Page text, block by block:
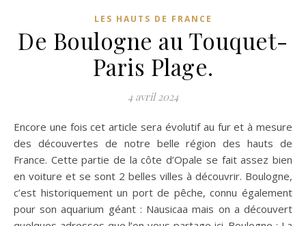
LES HAUTS DE FRANCE
De Boulogne au Touquet-
Paris Plage.
4 avril 2024
Encore une fois cet article sera évolutif au fur et à mesure
des découvertes de notre belle région des hauts de
France. Cette partie de la côte d’Opale se fait assez bien
en voiture et se sont 2 belles villes à découvrir. Boulogne,
c’est historiquement un port de pêche, connu également
pour son aquarium géant : Nausicaa mais on a découvert